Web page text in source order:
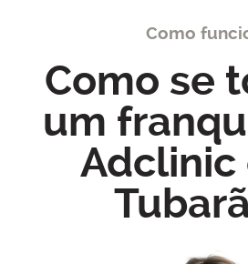
Como
Como se
um
Adclinic